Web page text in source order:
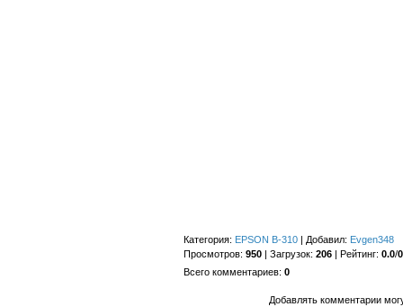
Категория: EPSON B-310 Добавил: Evgen348
Просмотров: 950 Загрузок: 206 Рейтинг: 0.0/0
Всего комментариев: 0
Добавлять комментарии